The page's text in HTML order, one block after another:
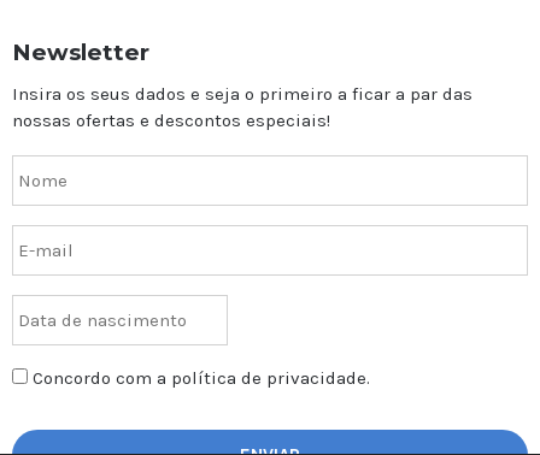
Newsletter
Insira os seus dados e seja o primeiro a ficar a par das
nossas ofertas e descontos especiais!
Concordo com a política de privacidade.